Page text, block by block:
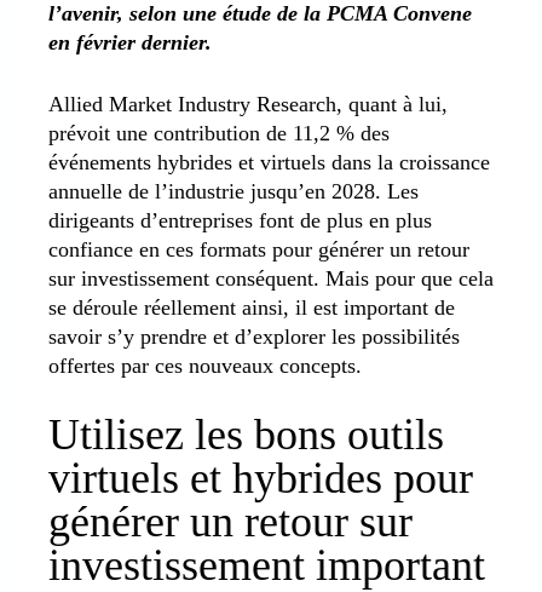
l’avenir, selon une étude de la PCMA Convene
en février dernier.
Allied Market Industry Research, quant à lui,
prévoit une contribution de 11,2 % des
événements hybrides et virtuels dans la croissance
annuelle de l’industrie jusqu’en 2028. Les
dirigeants d’entreprises font de plus en plus
confiance en ces formats pour générer un retour
sur investissement conséquent. Mais pour que cela
se déroule réellement ainsi, il est important de
savoir s’y prendre et d’explorer les possibilités
offertes par ces nouveaux concepts.
Utilisez les bons outils
virtuels et hybrides pour
générer un retour sur
investissement important